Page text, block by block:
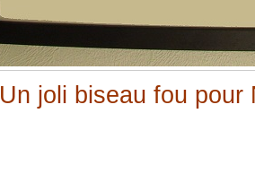
Un joli biseau fou pour